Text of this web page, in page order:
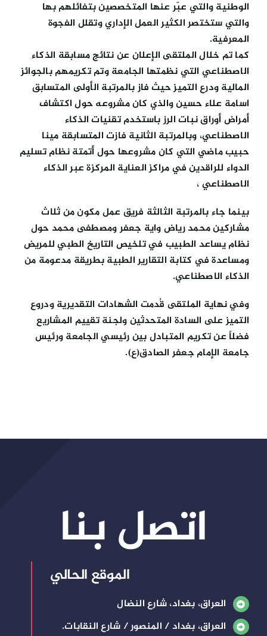
الوطنية والتي عبّر عنها المتخصصين بتفائلهم بها
والتي ستختصر الكثير العمل الإداري وتقلل الفجوة
المعرفية.
كما تم خلال الملتقى الإعلان عن نتائج مسابقة الذكاء
الاصطناعي التي نظمتها الجامعة وتم تكريمهم بالجوائز
المالية ودرع التميز حيث فاز بالمرتبة الأولى المتسابق
اسامة علاء حسين والذي كان مشروعه حول اكتشاف
أمراض أوراق نبات الرز باستخدم تقنيات الذكاء
الاصطناعي، وبالمرتبة الثانية فازت المتسابقة مينا
حبيب ماضي التي كان مشروعها حول أتمتة نظام تسليم
الدواء للراقدين في مراكز العناية المركزة عبر الذكاء
الاصطناعي ،
بينما جاء بالمرتبة الثالثة فريق عمل مكون من ثلاث
مشاركين محمد رياض واية جعفر ومصطفى محمد حول
نظام يساعد الطبيب في تلخيص التاريخ الطبي للمريض
ومساعدة في كتابة التقارير الطبية بطريقة مدعومة من
الذكاء الاصطناعي.
وفي نهاية الملتقى قُدمت الشهادات التقديرية ودروع
التميز على السادة المتحدثين ولجنة تقييم المشاريع
فضلاً عن تكريم المتبادل بين رئيسي الجامعة ورئيس
جامعة الإمام جعفر الصادق(ع).
اتصل بنا
الموقع الحالي
العراق، بغداد، شارع النضال
العراق، بغداد / المنصور / شارع النقابات.